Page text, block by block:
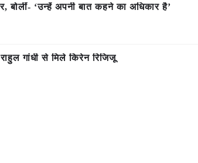
बोलीं- ‘उन्हें अपनी बात कहने का अधिकार है’
गांधी से मिले किरेन रिजिजू